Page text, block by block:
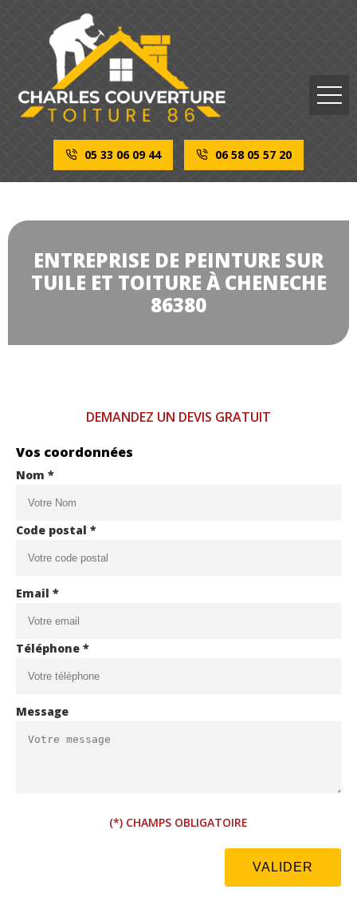
05 33 06 09 44 06 58 05 57 20
ENTREPRISE DE PEINTURE SUR
TUILE ET TOITURE À CHENECHE
86380
DEMANDEZ UN DEVIS GRATUIT
Vos coordonnées
Nom *
Code postal *
Email *
Téléphone *
Message
(*) CHAMPS OBLIGATOIRE